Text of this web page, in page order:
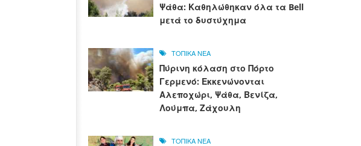
Ψάθα: Καθηλώθηκαν όλα τα Bell
μετά το δυστύχημα
ΤΟΠΙΚΑ ΝΕΑ
Πύρινη κόλαση στο Πόρτο
Γερμενό: Εκκενώνονται
Αλεποχώρι, Ψάθα, Βενίζα,
Λούμπα, Ζάχουλη
ΤΟΠΙΚΑ ΝΕΑ